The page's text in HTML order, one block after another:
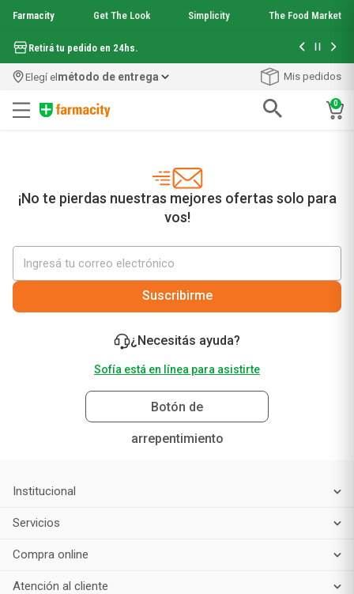
Farmacity Get The Look Simplicity The Food Market
Retirá tu pedido en 24hs. Hasta 6
Elegí elmétodo de entrega Mis pedidos
0
¡No te pierdas nuestras mejores ofertas solo para
vos!
Suscribirme
¿Necesitás ayuda?
Sofía está en línea para asistirte
Botón de
arrepentimiento
Institucional
Servicios
Compra online
Atención al cliente
garnier toque seco crema facial
. mineral 89
6
protector solar
8
9